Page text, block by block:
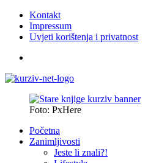
Kontakt
Impressum
Uvjeti korištenja i privatnost
Foto: PxHere
Početna
Zanimljivosti
Jeste li znali?!